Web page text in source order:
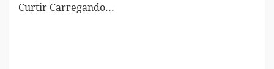
Curtir Carregando...